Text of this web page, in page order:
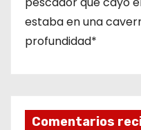
estaba en una
profundidad*
Comentarios